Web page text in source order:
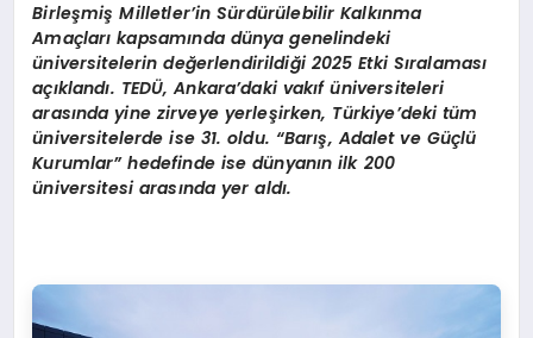
Birleşmiş Milletler’in Sürdürülebilir Kalkınma
Amaçları kapsamında dünya genelindeki
üniversitelerin değerlendirildiği 2025 Etki Sıralaması
açıklandı. TEDÜ, Ankara’daki vakıf üniversiteleri
arasında yine zirveye yerleşirken, Türkiye’deki tüm
üniversitelerde ise 31. oldu. “Barış, Adalet ve Güçlü
Kurumlar” hedefinde ise dünyanın ilk 200
üniversitesi arasında yer aldı.